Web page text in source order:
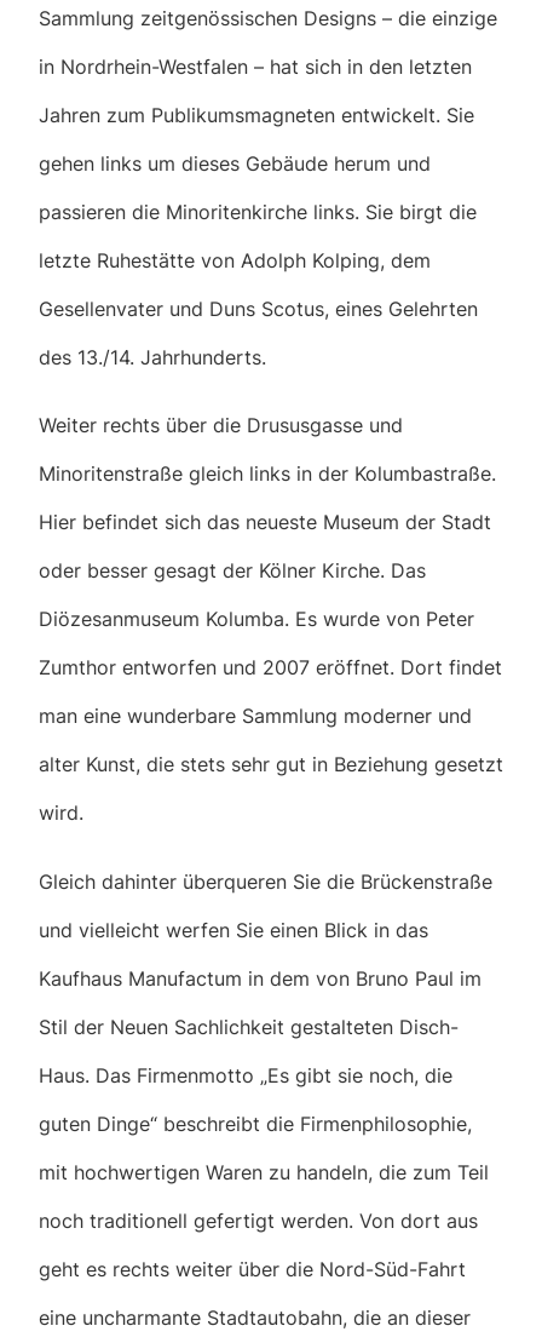
Sammlung zeitgenössischen Designs – die einzige
in Nordrhein-Westfalen – hat sich in den letzten
Jahren zum Publikumsmagneten entwickelt. Sie
gehen links um dieses Gebäude herum und
passieren die Minoritenkirche links. Sie birgt die
letzte Ruhestätte von Adolph Kolping, dem
Gesellenvater und Duns Scotus, eines Gelehrten
des 13./14. Jahrhunderts.
Weiter rechts über die Drususgasse und
Minoritenstraße gleich links in der Kolumbastraße.
Hier befindet sich das neueste Museum der Stadt
oder besser gesagt der Kölner Kirche. Das
Diözesanmuseum Kolumba. Es wurde von Peter
Zumthor entworfen und 2007 eröffnet. Dort findet
man eine wunderbare Sammlung moderner und
alter Kunst, die stets sehr gut in Beziehung gesetzt
wird.
Gleich dahinter überqueren Sie die Brückenstraße
und vielleicht werfen Sie einen Blick in das
Kaufhaus Manufactum in dem von Bruno Paul im
Stil der Neuen Sachlichkeit gestalteten Disch-
Haus. Das Firmenmotto „Es gibt sie noch, die
guten Dinge“ beschreibt die Firmenphilosophie,
mit hochwertigen Waren zu handeln, die zum Teil
noch traditionell gefertigt werden. Von dort aus
geht es rechts weiter über die Nord-Süd-Fahrt
eine uncharmante Stadtautobahn, die an dieser